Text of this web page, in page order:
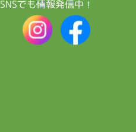
SNSでも情報発信中！